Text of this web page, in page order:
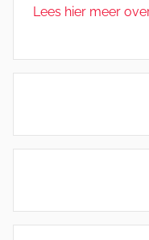
Lees hier meer